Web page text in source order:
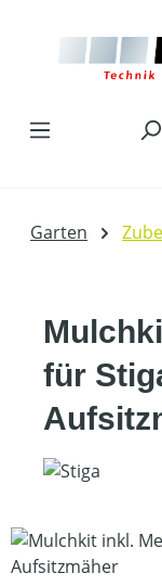
Garten
für
Bildergalerie